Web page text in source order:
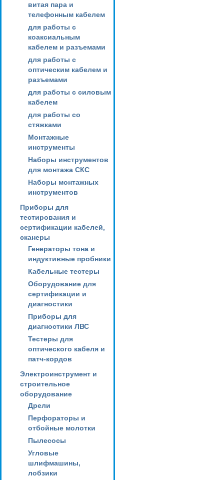
витая пара и
телефонным кабелем
для работы с
коаксиальным
кабелем и разъемами
для работы с
оптическим кабелем и
разъемами
для работы с силовым
кабелем
для работы со
стяжками
Монтажные
инструменты
Наборы инструментов
для монтажа СКС
Наборы монтажных
инструментов
Приборы для
тестирования и
сертификации кабелей,
сканеры
Генераторы тона и
индуктивные пробники
Кабельные тестеры
Оборудование для
сертификации и
диагностики
Приборы для
диагностики ЛВС
Тестеры для
оптического кабеля и
патч-кордов
Электроинструмент и
строительное
оборудование
Дрели
Перфораторы и
отбойные молотки
Пылесосы
Угловые
шлифмашины,
лобзики